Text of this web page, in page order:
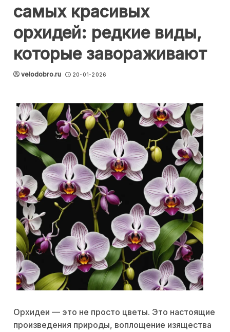
самых красивых
орхидей: редкие виды,
которые завораживают
velodobro.ru 20-01-2026
Орхидеи — это не просто цветы. Это настоящие
произведения природы, воплощение изящества